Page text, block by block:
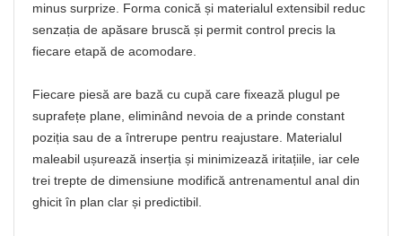
minus surprize. Forma conică și materialul extensibil reduc
senzația de apăsare bruscă și permit control precis la
fiecare etapă de acomodare.
Fiecare piesă are bază cu cupă care fixează plugul pe
suprafețe plane, eliminând nevoia de a prinde constant
poziția sau de a întrerupe pentru reajustare. Materialul
maleabil ușurează inserția și minimizează iritațiile, iar cele
trei trepte de dimensiune modifică antrenamentul anal din
ghicit în plan clar și predictibil.